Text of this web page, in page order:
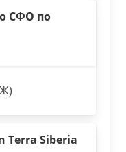
СФО по
Terra Siberia